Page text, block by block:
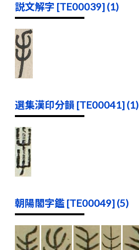
説文解字 [TE00039] (1)
選集漢印分韻 [TE00041] (1)
朝陽閣字鑑 [TE00049] (5)